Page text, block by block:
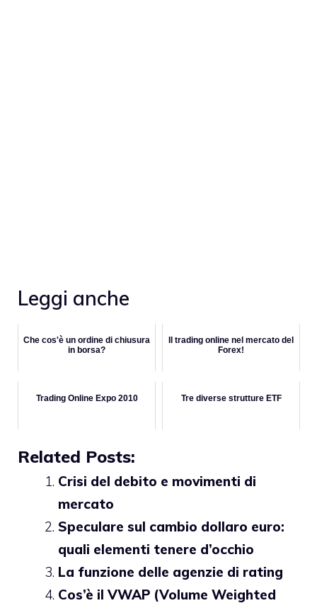
Leggi anche
Che cos'è un ordine di chiusura
in borsa?
Il trading online nel mercato del
Forex!
Trading Online Expo 2010 Tre diverse strutture ETF
Related Posts:
Crisi del debito e movimenti di
mercato
Speculare sul cambio dollaro euro:
quali elementi tenere d’occhio
La funzione delle agenzie di rating
Cos’è il VWAP (Volume Weighted